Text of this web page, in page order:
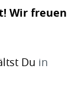
Wir freuen
Du in